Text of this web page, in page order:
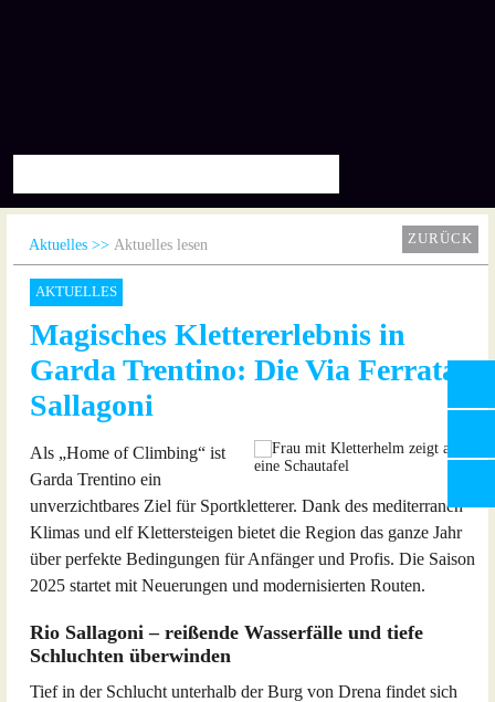
ZURÜCK
Aktuelles Aktuelles lesen
AKTUELLES
Magisches Klettererlebnis in
Garda Trentino: Die Via Ferrata
Sallagoni
Als „Home of Climbing“ ist
Garda Trentino ein
unverzichtbares Ziel für Sportkletterer. Dank des mediterranen
Klimas und elf Klettersteigen bietet die Region das ganze Jahr
über perfekte Bedingungen für Anfänger und Profis. Die Saison
2025 startet mit Neuerungen und modernisierten Routen.
Rio Sallagoni – reißende Wasserfälle und tiefe
Schluchten überwinden
Tief in der Schlucht unterhalb der Burg von Drena findet sich